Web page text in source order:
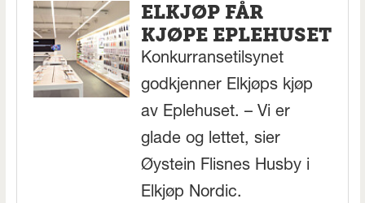
ELKJØP FÅR
KJØPE EPLEHUSET
Konkurransetilsynet
godkjenner Elkjøps kjøp
av Eplehuset. – Vi er
glade og lettet, sier
Øystein Flisnes Husby i
Elkjøp Nordic.